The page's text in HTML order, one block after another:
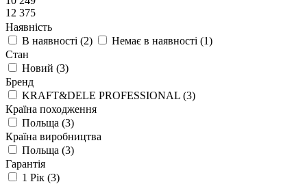
12 375
Наявність
В наявності (2) Немає в наявності (1)
Стан
Новий (3)
Бренд
KRAFT&DELE PROFESSIONAL (3)
Країна походження
Польща (3)
Країна виробництва
Польща (3)
Гарантія
1 Рік (3)